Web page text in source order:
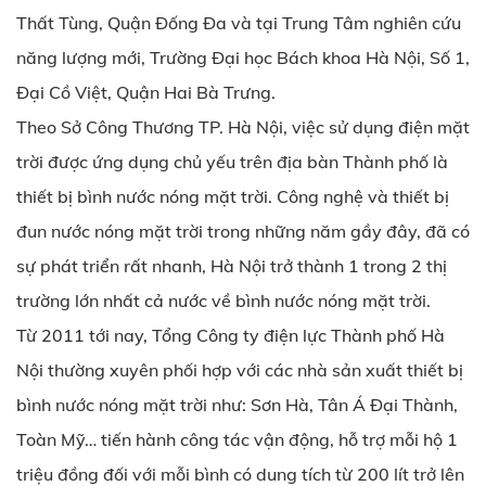
Thất Tùng, Quận Đống Đa và tại Trung Tâm nghiên cứu
năng lượng mới, Trường Đại học Bách khoa Hà Nội, Số 1,
Đại Cồ Việt, Quận Hai Bà Trưng.
Theo Sở Công Thương TP. Hà Nội, việc sử dụng điện mặt
trời được ứng dụng chủ yếu trên địa bàn Thành phố là
thiết bị bình nước nóng mặt trời. Công nghệ và thiết bị
đun nước nóng mặt trời trong những năm gầy đây, đã có
sự phát triển rất nhanh, Hà Nội trở thành 1 trong 2 thị
trường lớn nhất cả nước về bình nước nóng mặt trời.
Từ 2011 tới nay, Tổng Công ty điện lực Thành phố Hà
Nội thường xuyên phối hợp với các nhà sản xuất thiết bị
bình nước nóng mặt trời như: Sơn Hà, Tân Á Đại Thành,
Toàn Mỹ… tiến hành công tác vận động, hỗ trợ mỗi hộ 1
triệu đồng đối với mỗi bình có dung tích từ 200 lít trở lên